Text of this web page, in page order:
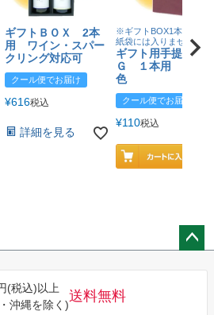
ギフトＢＯＸ 2本
用 ワイン・スパー
クリング対応可
クール便でお届け
¥616税込
詳細を見る
※ギフトBOX1本用はこ
紙袋には入りません
ギフト用手提げＢ
Ｇ １本用 エン
色
クール便でお届け
¥110税込
(税込)以上
沖縄を除く)
送料無料